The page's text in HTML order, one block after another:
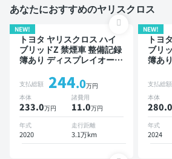
あなたにおすすめのヤリスクロス
NEW!
トヨタ ヤリスクロス ハイ
ブリッドZ 禁煙車 整備記録
簿あり ディスプレイオーデ
ートキー ETC 電動バック
ドア バックモニター 全方
位カメラ ドライブレコーダ
ー 衝突軽減
支払総額 244.0万円
本体
233.0万円
諸費用
11.0万円
年式
2020
走行距離
3.1万km
NEW!
トヨ
ブリ
簿あ
イン
ート
ETC
クモ
ドラ
減
支払総額
本体
280.0
年式
2024